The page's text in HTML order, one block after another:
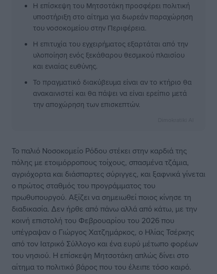
Η επίσκεψη του Μητσοτάκη προσφέρει πολιτική
υποστήριξη στο αίτημα για δωρεάν παραχώρηση
του νοσοκομείου στην Περιφέρεια.
Η επιτυχία του εγχειρήματος εξαρτάται από την
υλοποίηση ενός ξεκάθαρου θεσμικού πλαισίου
και ενιαίας ευθύνης.
Το πραγματικό διακύβευμα είναι αν το κτήριο θα
ανακαινιστεί και θα πάψει να είναι ερείπιο μετά
την αποχώρηση των επισκεπτών.
Το παλιό Νοσοκομείο Ρόδου στέκει στην καρδιά της
πόλης με ετοιμόρροπους τοίχους, σπασμένα τζάμια,
αγριόχορτα και διάσπαρτες σύριγγες, και ξαφνικά γίνεται
ο πρώτος σταθμός του προγράμματος του
πρωθυπουργού. Αξίζει να σημειωθεί ποιος κίνησε τη
διαδικασία. Δεν ήρθε από πάνω αλλά από κάτω, με την
κοινή επιστολή του Φεβρουαρίου του 2026 που
υπέγραψαν ο Γιώργος Χατζημάρκος, ο Ηλίας Τσέρκης
από τον Ιατρικό Σύλλογο και ένα ευρύ μέτωπο φορέων
του νησιού. Η επίσκεψη Μητσοτάκη απλώς δίνει στο
αίτημα το πολιτικό βάρος που του έλειπε τόσο καιρό.